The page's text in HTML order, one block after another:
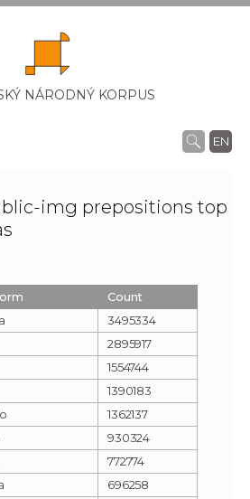
NÁRODNÝ KORPUS
EN
img prepositions top
Count
3495334
2895917
1554744
1390183
1362137
930324
772774
696258